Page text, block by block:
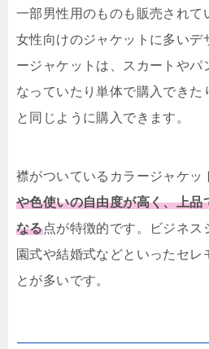
一部男性用のものも販売されて
女性向けのジャケットに多いデ
ージャケットは、スカートやパ
なっていたり単体で購入できた
と同じように購入できます。
襟がついているカラージャケッ
や色使いの自由度が高く、上品
なる点が特徴的です。ビジネス
園式や結婚式などといったセレ
とが多いです。